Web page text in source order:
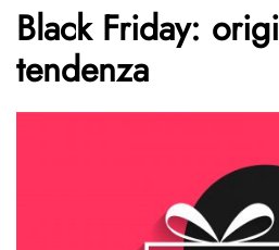
Black Friday:
tendenza